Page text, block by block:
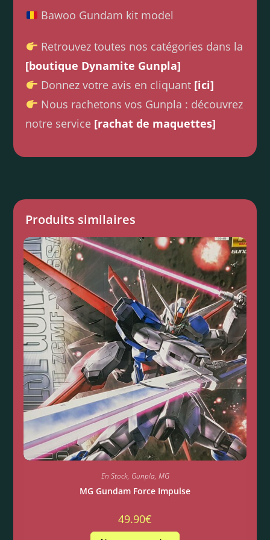
Bawoo Gundam kit model
Retrouvez toutes nos catégories dans la
[boutique Dynamite Gunpla]
Donnez votre avis en cliquant [ici]
Nous rachetons vos Gunpla : découvrez
notre service [rachat de maquettes]
Produits similaires
En Stock, Gunpla, MG
MG Gundam Force Impulse
49.90€